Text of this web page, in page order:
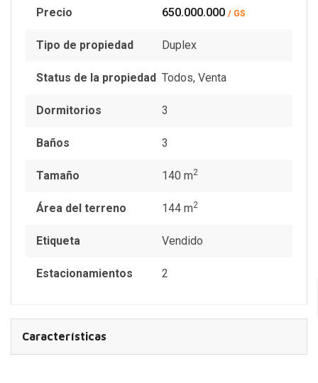
Precio 650.000.000 / GS
Tipo de propiedad Duplex
Status de la propiedad Todos, Venta
Dormitorios 3
Baños 3
Tamaño 140 m2
Área del terreno 144 m2
Etiqueta Vendido
Estacionamientos 2
Características